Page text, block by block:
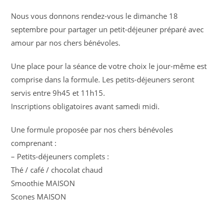
Nous vous donnons rendez-vous le dimanche 18
septembre pour partager un petit-déjeuner préparé avec
amour par nos chers bénévoles.
Une place pour la séance de votre choix le jour-même est
comprise dans la formule. Les petits-déjeuners seront
servis entre 9h45 et 11h15.
Inscriptions obligatoires avant samedi midi.
Une formule proposée par nos chers bénévoles
comprenant :
– Petits-déjeuners complets :
Thé / café / chocolat chaud
Smoothie MAISON
Scones MAISON